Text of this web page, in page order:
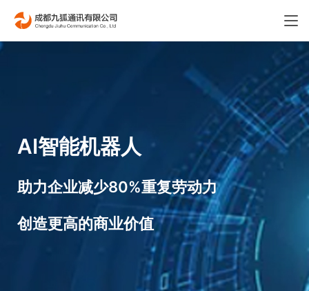
AI智能机器人
助力企业减少80%重复劳动力
创造更高的商业价值